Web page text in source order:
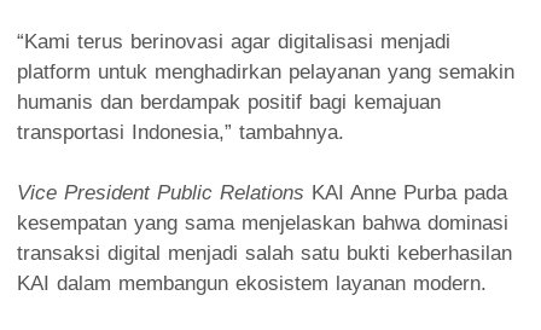
“Kami terus berinovasi agar digitalisasi menjadi
platform untuk menghadirkan pelayanan yang semakin
humanis dan berdampak positif bagi kemajuan
transportasi Indonesia,” tambahnya.
Vice President Public Relations KAI Anne Purba pada
kesempatan yang sama menjelaskan bahwa dominasi
transaksi digital menjadi salah satu bukti keberhasilan
KAI dalam membangun ekosistem layanan modern.